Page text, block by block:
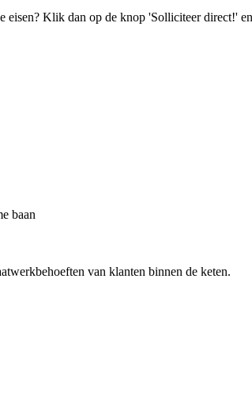
eisen? Klik dan op de knop 'Solliciteer direct!'
baan
van klanten binnen de keten.